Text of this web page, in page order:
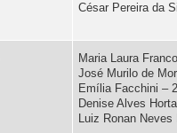
César Pereira da
Maria Laura
José Murilo de
Emília Facchini –
Denise Alves
Luiz Ronan